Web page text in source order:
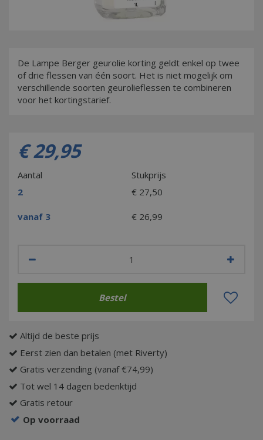
De Lampe Berger geurolie korting geldt enkel op twee
of drie flessen van één soort. Het is niet mogelijk om
verschillende soorten geurolieflessen te combineren
voor het kortingstarief.
€ 29,95
Aantal
Stukprijs
2
€ 27,50
vanaf 3 € 26,99
Altijd de beste prijs
Eerst zien dan betalen (met Riverty)
Gratis verzending (vanaf €74,99)
Tot wel 14 dagen bedenktijd
Gratis retour
Op voorraad